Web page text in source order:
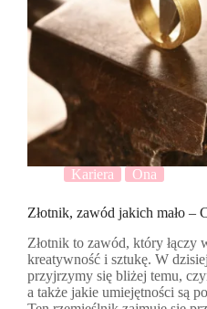
Kariera Ona
Złotnik, zawód jakich mało –
Złotnik to zawód, który łączy
kreatywność i sztukę. W
przyjrzymy się bliżej temu,
a także jakie umiejętności są